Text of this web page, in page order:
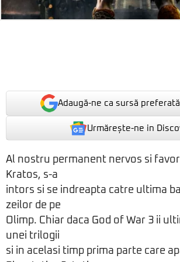
Adaugă-ne ca sursă
Urmărește-ne in
Al nostru permanent nervos si
Kratos, s-a
intors si se indreapta catre ultima
zeilor de pe
Olimp. Chiar daca God of War 3 ii
unei trilogii
si in acelasi timp prima parte care